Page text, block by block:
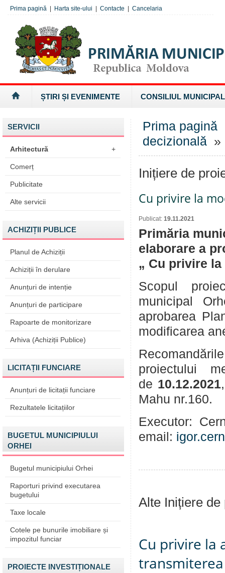
Prima pagină Harta site-ului Contacte Cancelaria
ȘTIRI ȘI EVENIMENTE CONSILIUL MUNICIPAL
SERVICII
Arhitectură +
Comerț
Publicitate
Alte servicii
ACHIZIȚII PUBLICE
Planul de Achiziții
Achiziții în derulare
Anunțuri de intenție
Anunțuri de participare
Rapoarte de monitorizare
Arhiva (Achiziții Publice)
LICITAȚII FUNCIARE
Anunțuri de licitații funciare
Rezultatele licitațiilor
BUGETUL MUNICIPIULUI
ORHEI
Bugetul municipiului Orhei
Raporturi privind executarea
bugetului
Taxe locale
Cotele pe bunurile imobiliare și
impozitul funciar
PROIECTE INVESTIȚIONALE
Prima pagină
decizională »
Inițiere de
Cu privire la
Publicat: 19.11.2021
Primăria
elaborare a
„ Cu privire
Scopul
municipal
aprobarea
modificarea
proiectului
de 10.12.2021
Mahu nr.160.
Executor:
email:
Alte Inițiere de
Cu privire la